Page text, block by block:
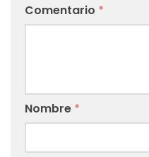
Comentario *
Nombre *